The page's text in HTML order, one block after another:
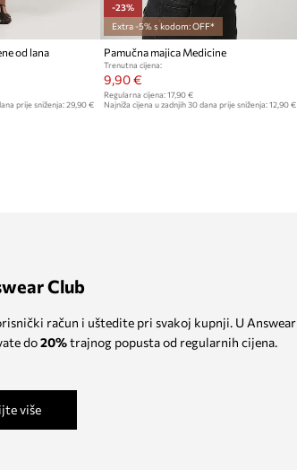
od lana
prije sniženja: 29,90 €
-23%
Extra -5% s kodom: OFF*
Pamučna majica Medicine
Trenutna cijena:
9,90 €
Regularna cijena:17,90 €
Najniža cijena u zadnjih 30 dana prije sniženja:12,90 €
Club
račun i uštedite pri svakoj kupnji. U Answear
do20%trajnog popusta od regularnih cijena.
više